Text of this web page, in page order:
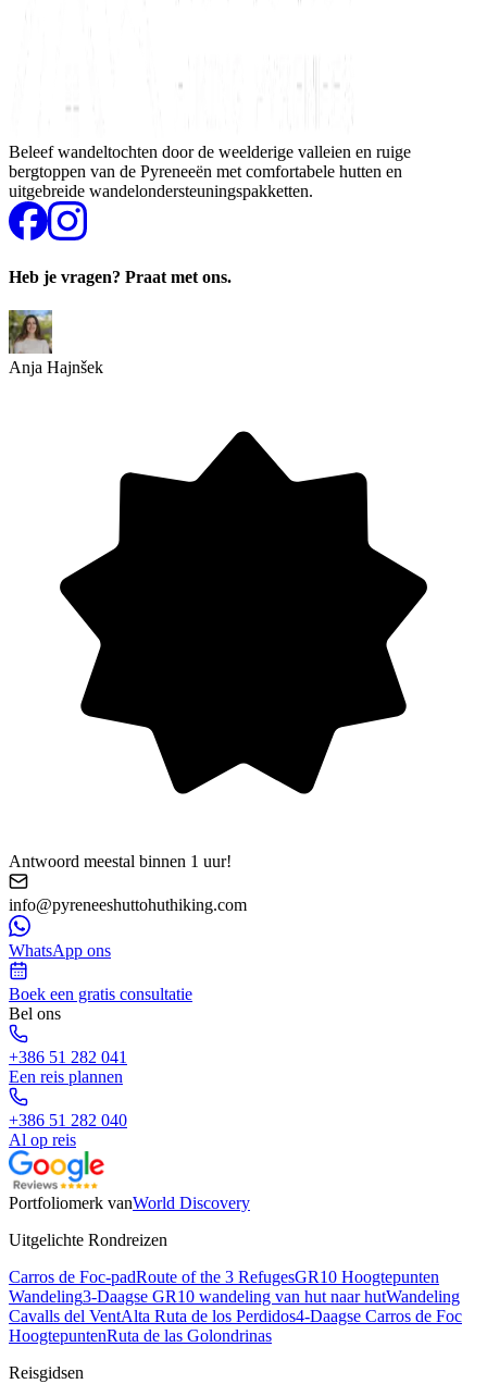
Beleef wandeltochten door de weelderige valleien en ruige
bergtoppen van de Pyreneeën met comfortabele hutten en
uitgebreide wandelondersteuningspakketten.
Heb je vragen? Praat met ons.
Anja Hajnšek
Antwoord meestal binnen 1 uur!
info@pyreneeshuttohuthiking.com
WhatsApp ons
Boek een gratis consultatie
Bel ons
+386 51 282 041
Een reis plannen
+386 51 282 040
Al op reis
Portfoliomerk vanWorld Discovery
Uitgelichte Rondreizen
Carros de Foc-padRoute of the 3 RefugesGR10 Hoogtepunten
Wandeling3-Daagse GR10 wandeling van hut naar hutWandeling
Cavalls del VentAlta Ruta de los Perdidos4-Daagse Carros de Foc
HoogtepuntenRuta de las Golondrinas
Reisgidsen